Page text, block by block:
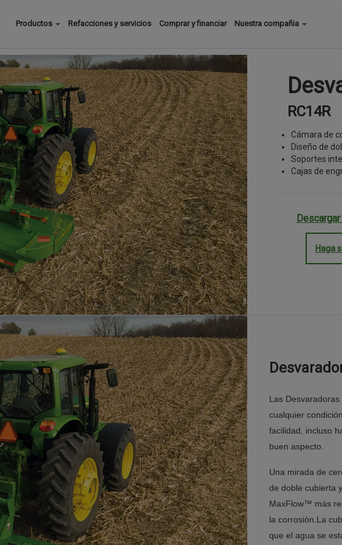
Buscar
menu
Productos Refacciones y servicios Comprar y financiar Nuestra compañia
RC14R
Cámara de
Diseño de
Soportes
Cajas de
Haga
Las
cualquier
facilidad, incluso
buen aspecto.
Una mirada de
de doble cubierta
MaxFlow™ más
la corrosión.La
que el agua se